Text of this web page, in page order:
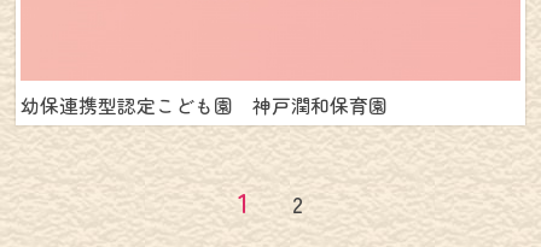
幼保連携型認定こども園 神戸潤和保育園
1 2